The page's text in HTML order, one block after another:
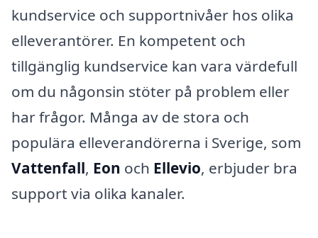
kundservice och supportnivåer hos olika
elleverantörer. En kompetent och
tillgänglig kundservice kan vara värdefull
om du någonsin stöter på problem eller
har frågor. Många av de stora och
populära elleverandörerna i Sverige, som
Vattenfall, Eon och Ellevio, erbjuder bra
support via olika kanaler.